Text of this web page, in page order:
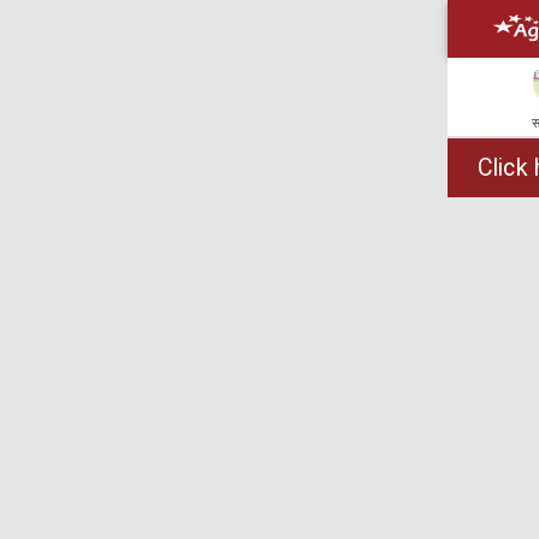
Click